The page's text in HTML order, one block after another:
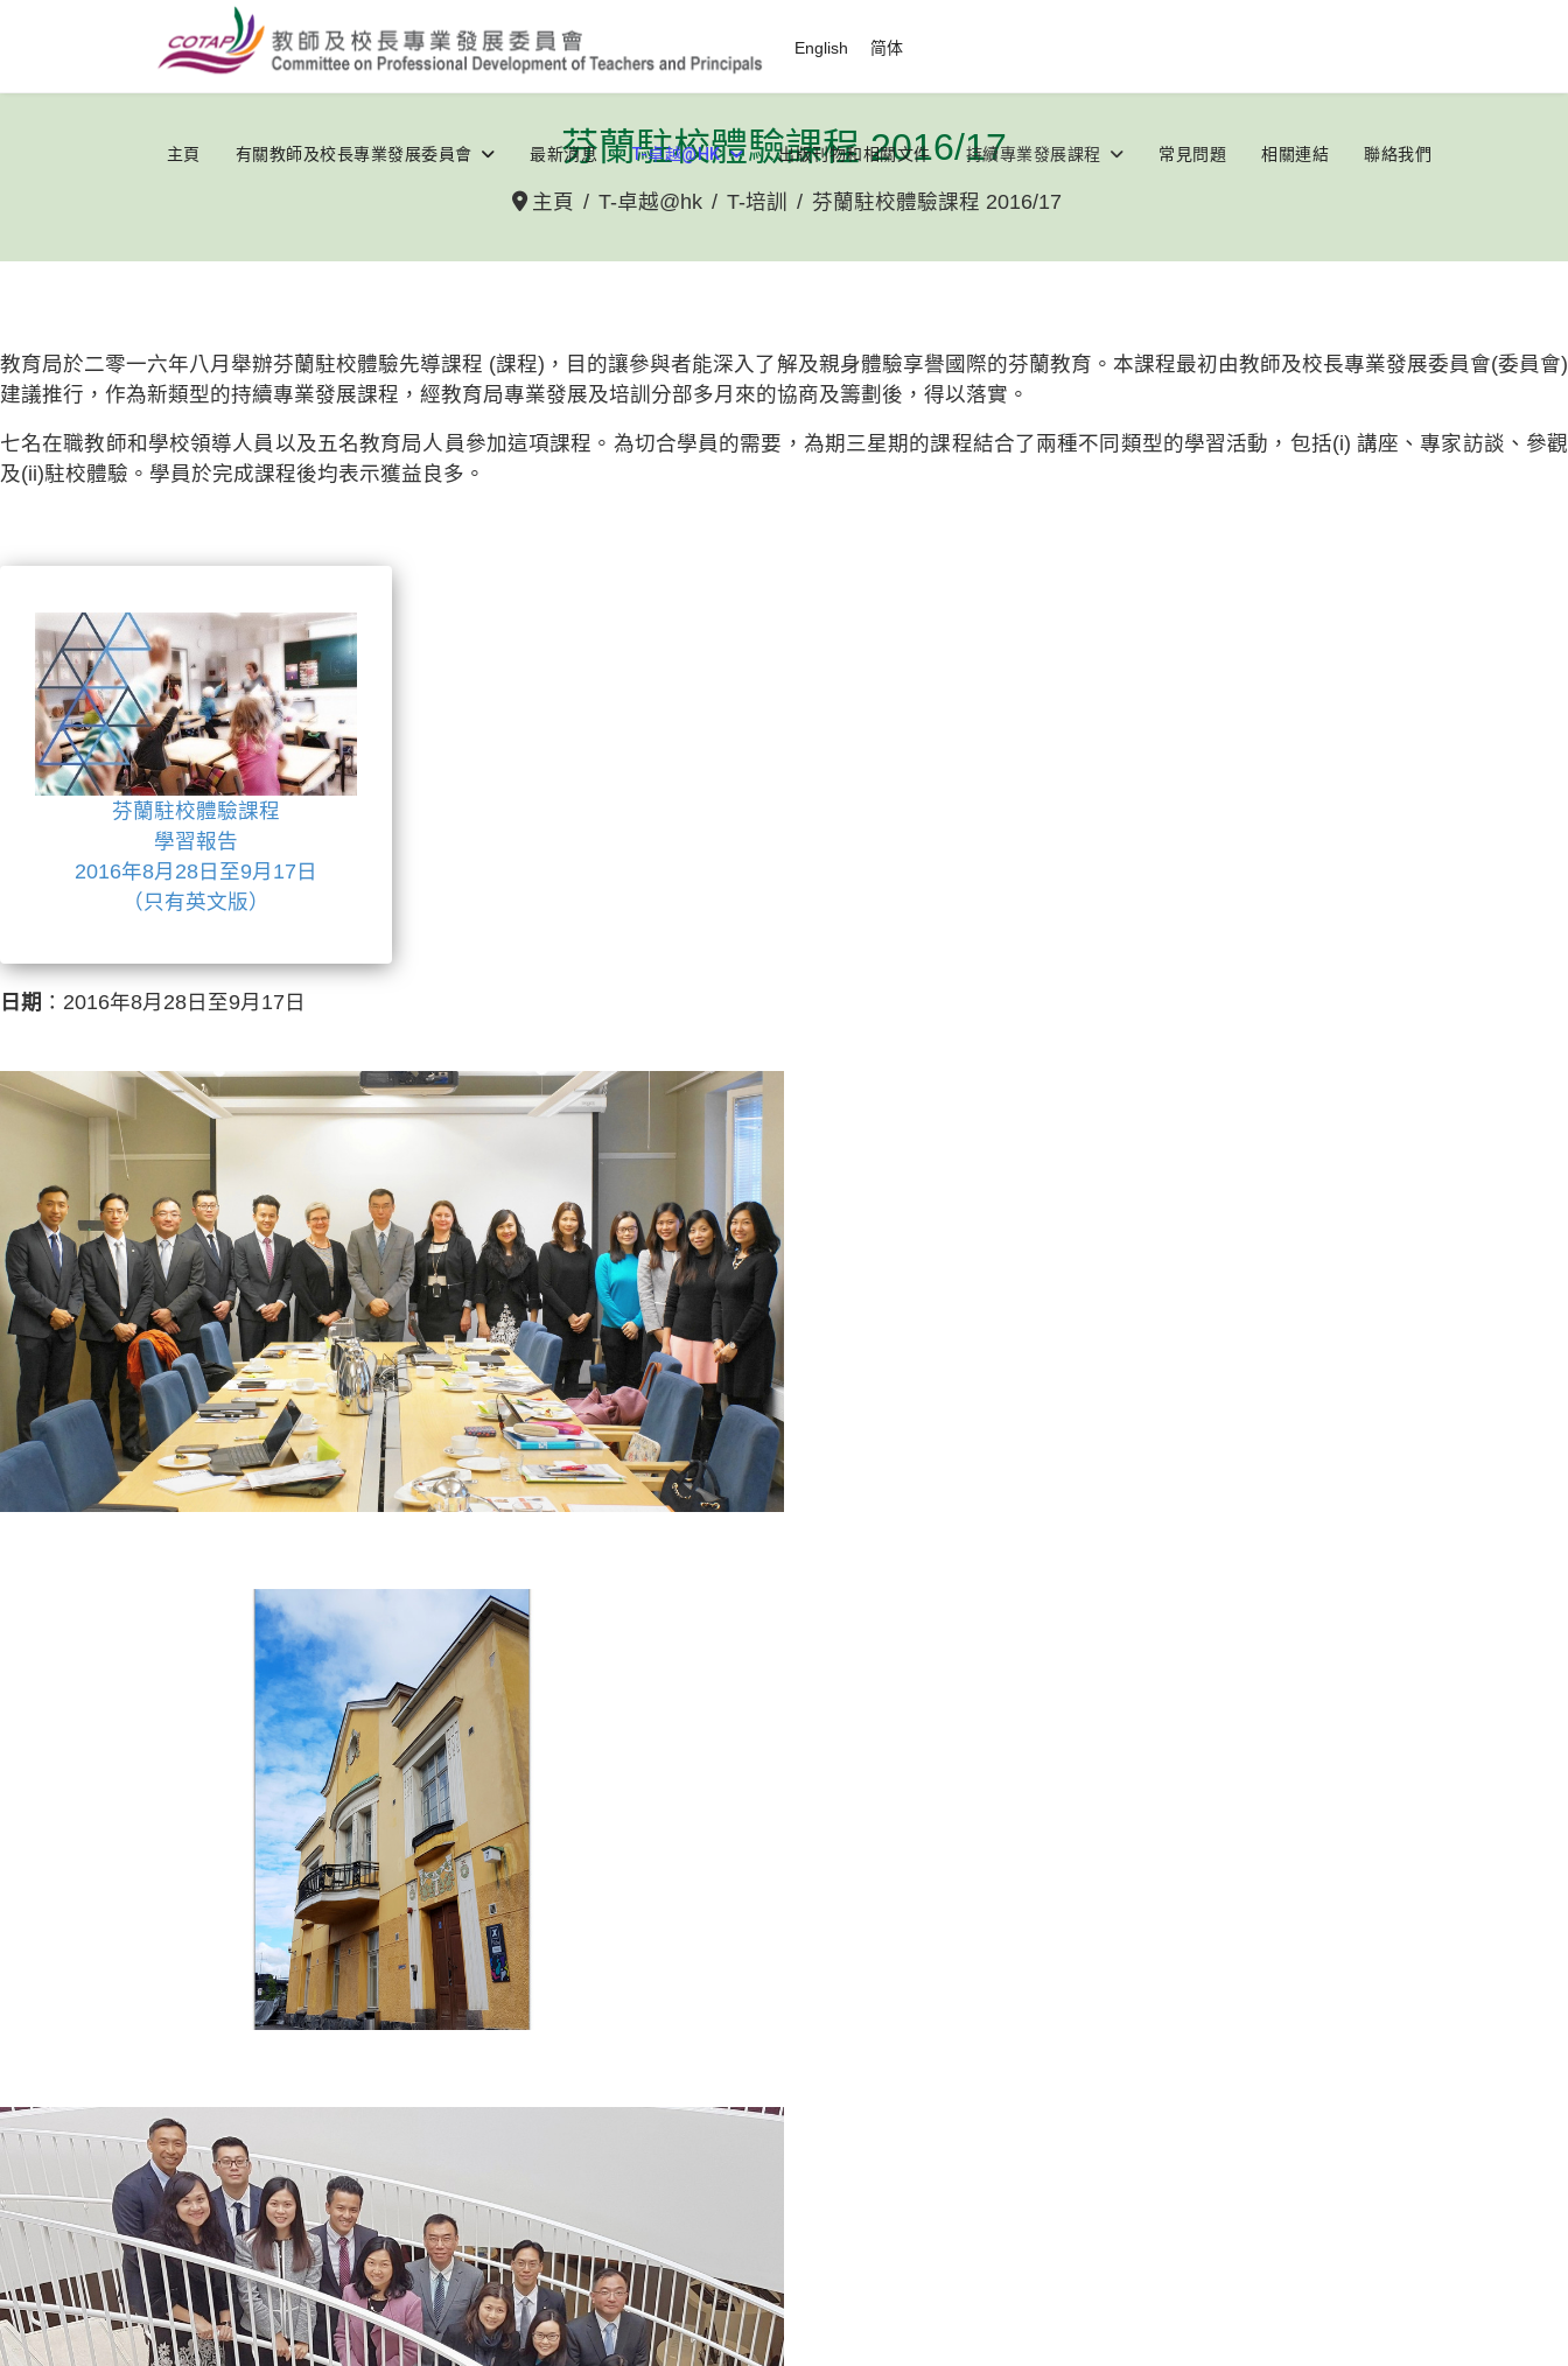
選擇你的語言
English 简体
主頁 有關教師及校長專業發展委員會 最新消息 T-卓越@HK 出版刊物和相關文件 持續專業發展課程 常見問題 相關連結 聯絡我們
芬蘭駐校體驗課程 2016/17
主頁 T-卓越@hk T-培訓 芬蘭駐校體驗課程 2016/17
教育局於二零一六年八月舉辦芬蘭駐校體驗先導課程 (課程)，目的讓參與者能深入了解及親身體驗享譽國際的芬蘭教育。本課程最初由教師及校長專業發展委員會(委員會)
建議推行，作為新類型的持續專業發展課程，經教育局專業發展及培訓分部多月來的協商及籌劃後，得以落實。
七名在職教師和學校領導人員以及五名教育局人員參加這項課程。為切合學員的需要，為期三星期的課程結合了兩種不同類型的學習活動，包括(i) 講座、專家訪談、參觀
及(ii)駐校體驗。學員於完成課程後均表示獲益良多。
芬蘭駐校體驗課程
學習報告
2016年8月28日至9月17日
（只有英文版）
日期 ：2016年8月28日至9月17日